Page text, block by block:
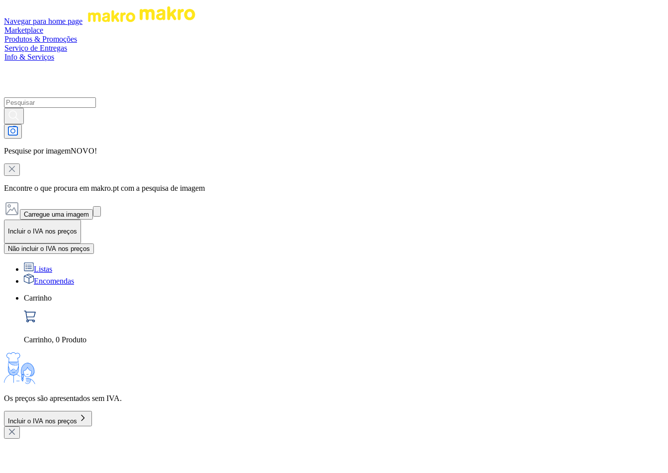
Navegar para home page
Marketplace
Produtos & Promoções
Serviço de Entregas
Info & Serviços
Pesquise por imagemNOVO!
Encontre o que procura em makro.pt com a pesquisa de imagem
Carregue uma imagem
Incluir o IVA nos preços
Não incluir o IVA nos preços
Listas
Encomendas
Carrinho
Carrinho, 0 Produto
Os preços são apresentados sem IVA.
Incluir o IVA nos preços